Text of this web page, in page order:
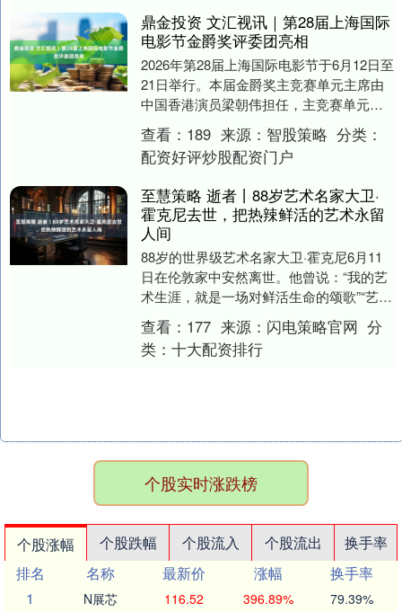
鼎金投资 文汇视讯｜第28届上海国际
电影节金爵奖评委团亮相
2026年第28届上海国际电影节于6月12日至
21日举行。本届金爵奖主竞赛单元主席由
中国香港演员梁朝伟担任，主竞赛单元的
其他评委还包括突尼斯制片人多拉·布舒
沙、....
查看： 189 来源： 智股策略 分类：
配资好评炒股配资门户
至慧策略 逝者丨88岁艺术名家大卫·
霍克尼去世，把热辣鲜活的艺术永留
人间
88岁的世界级艺术名家大卫·霍克尼6月11
日在伦敦家中安然离世。他曾说：“我的艺
术生涯，就是一场对鲜活生命的颂歌”“艺术
的源泉是爱”。....
查看： 177 来源： 闪电策略官网 分
类： 十大配资排行
个股实时涨跌榜
个股涨幅 个股跌幅 个股流入 个股流出
换手率
排名
名称 最新价 涨幅
换手率
1
N展芯 116.52 396.89% 79.39%